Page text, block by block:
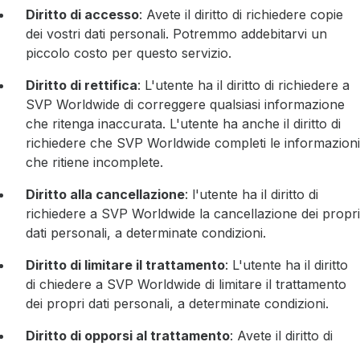
Diritto di accesso: Avete il diritto di richiedere copie
dei vostri dati personali. Potremmo addebitarvi un
piccolo costo per questo servizio.
Diritto di rettifica: L'utente ha il diritto di richiedere a
SVP Worldwide di correggere qualsiasi informazione
che ritenga inaccurata. L'utente ha anche il diritto di
richiedere che SVP Worldwide completi le informazioni
che ritiene incomplete.
Diritto alla cancellazione: l'utente ha il diritto di
richiedere a SVP Worldwide la cancellazione dei propri
dati personali, a determinate condizioni.
Diritto di limitare il trattamento: L'utente ha il diritto
di chiedere a SVP Worldwide di limitare il trattamento
dei propri dati personali, a determinate condizioni.
Diritto di opporsi al trattamento: Avete il diritto di